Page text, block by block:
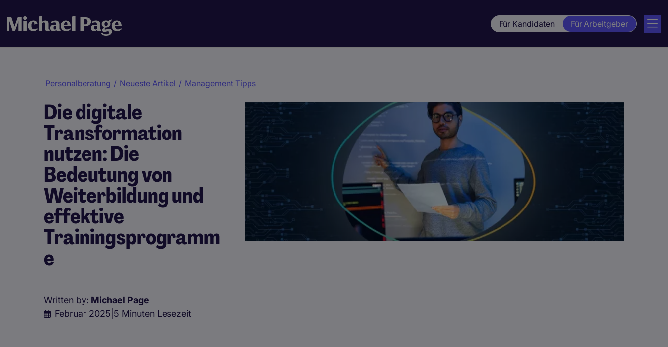
Für Kandidaten Für Arbeitgeber
Personalberatung / Neueste Artikel / Management Tipps
Die digitale
Transformation
nutzen: Die
Bedeutung von
Weiterbildung und
effektive
Trainingsprogramm
e
Written by: Michael Page
Februar 2025 5 Minuten Lesezeit